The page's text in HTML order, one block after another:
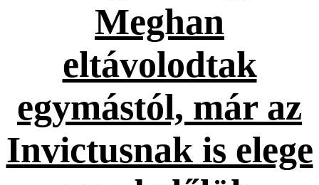
Meghan
eltávolodtak
egymástól, már az
Invictusnak is elege